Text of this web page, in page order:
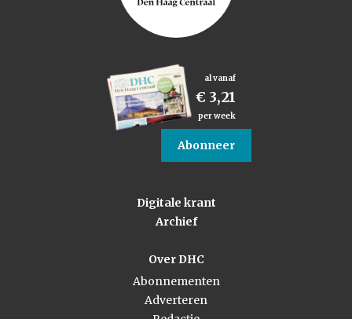
al vanaf
€ 3,21
per week
Abonneer
Digitale krant
Archief
Over DHC
Abonnementen
Adverteren